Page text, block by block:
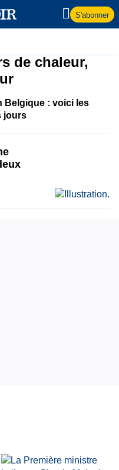
S'abonner
de chaleur,
Belgique : voici les
jours